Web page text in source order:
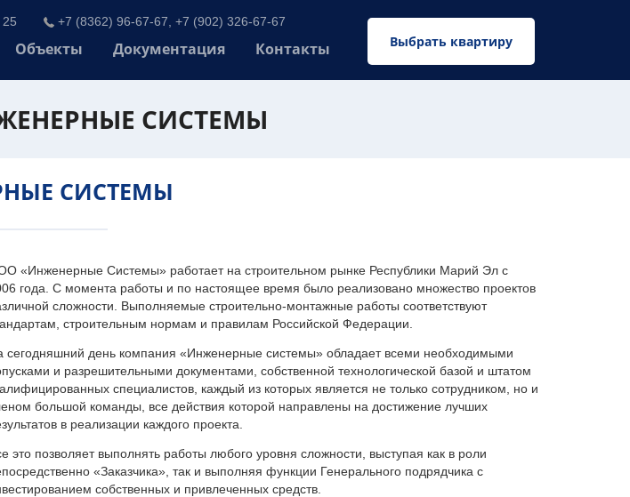
Выбрать квартиру
+7 (8362) 96-67-67, +7 (902) 326-67-67
Объекты Документация Контакты
СИСТЕМЫ
СИСТЕМЫ
«Инженерные Системы» работает на строительном рынке Республики Марий Эл с
года. С момента работы и по настоящее время было реализовано множество проектов
сложности. Выполняемые строительно-монтажные работы соответствуют
строительным нормам и правилам Российской Федерации.
сегодняшний день компания «Инженерные системы» обладает всеми необходимыми
и разрешительными документами, собственной технологической базой и штатом
специалистов, каждый из которых является не только сотрудником, но и
большой команды, все действия которой направлены на достижение лучших
в реализации каждого проекта.
это позволяет выполнять работы любого уровня сложности, выступая как в роли
«Заказчика», так и выполняя функции Генерального подрядчика с
собственных и привлеченных средств.